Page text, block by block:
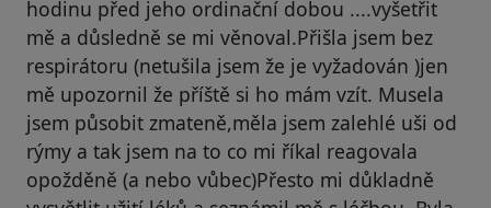
hodinu před jeho ordinační dobou ....vyšetřit
mě a důsledně se mi věnoval.Přišla jsem bez
respirátoru (netušila jsem že je vyžadován )jen
mě upozornil že příště si ho mám vzít. Musela
jsem působit zmateně,měla jsem zalehlé uši od
rýmy a tak jsem na to co mi říkal reagovala
opožděně (a nebo vůbec)Přesto mi důkladně